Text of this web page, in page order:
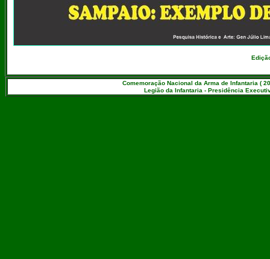
Comemoração Nacional da Arma de Infantaria (
Legião da Infantaria - Presidência